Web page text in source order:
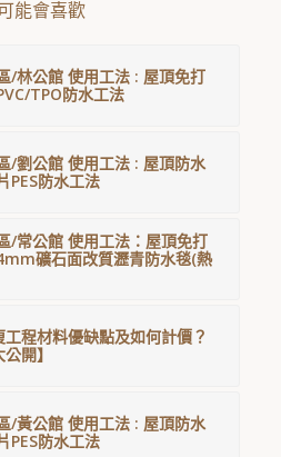
能會喜歡
/林公館 使用工法 : 屋頂免打
TPO防水工法
/劉公館 使用工法 : 屋頂防水
PES防水工法
/常公館 使用工法：屋頂免打
礦石面改質瀝青防水毯(熱
程材料優缺點及如何計價？
開】
/黃公館 使用工法 : 屋頂防水
PES防水工法